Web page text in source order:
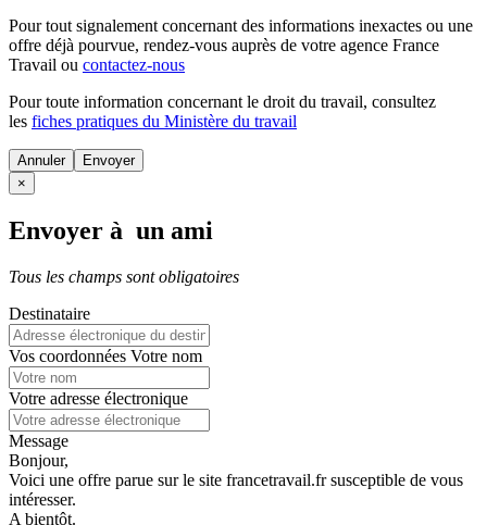
Pour tout signalement concernant des informations inexactes ou une
offre déjà pourvue, rendez-vous auprès de votre agence France
Travail ou contactez-nous
Pour toute information concernant le droit du travail, consultez
les fiches pratiques du Ministère du travail
Annuler
×
Envoyer à un ami
Tous les champs sont obligatoires
Destinataire
Vos coordonnées Votre nom
Votre adresse électronique
Message
Bonjour,
Voici une offre parue sur le site francetravail.fr susceptible de vous
intéresser.
A bientôt.